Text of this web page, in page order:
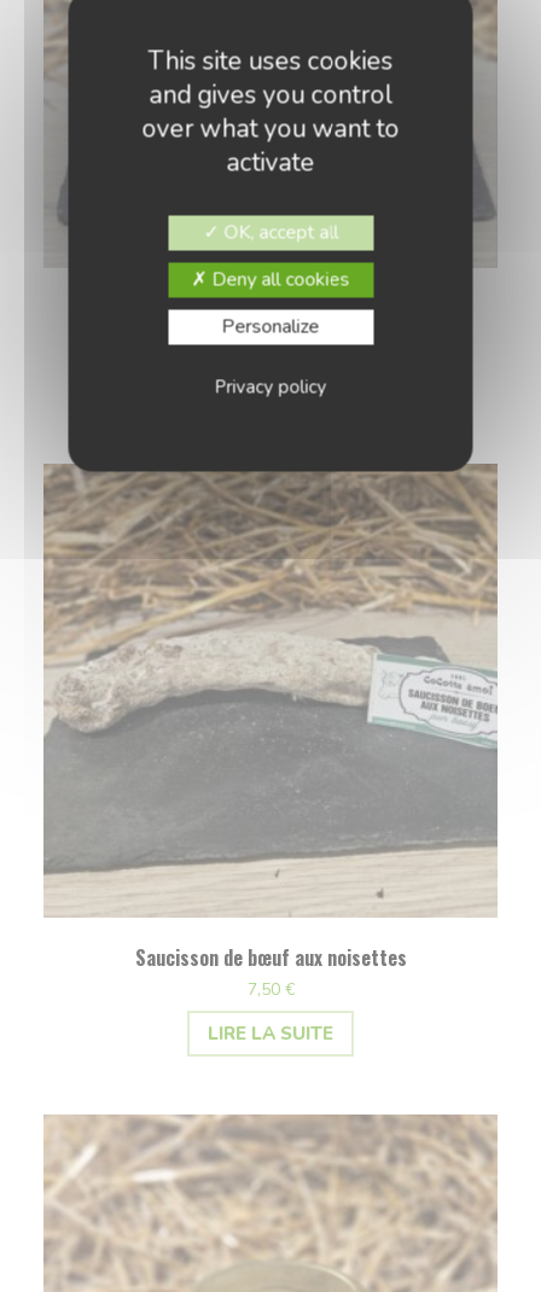
Pâté de foie de bœuf (180g)
6,85€
AJOUTER AU PANIER
Saucisson de bœuf aux noisettes
7,50 €
LIRE LA SUITE
This site uses cookies
and gives you control
over what you want to
activate
OK, accept all
Deny all cookies
Personalize
Privacy policy